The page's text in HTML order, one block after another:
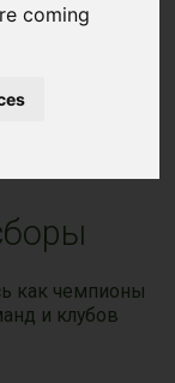
coming
как чемпионы
и клубов